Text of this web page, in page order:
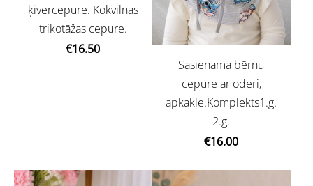
ķivercepure. Kokvilnas
trikotāžas cepure.
€16.50
Sasienama bērnu
cepure ar oderi,
apkakle.Komplekts1.g.
2.g.
€16.00